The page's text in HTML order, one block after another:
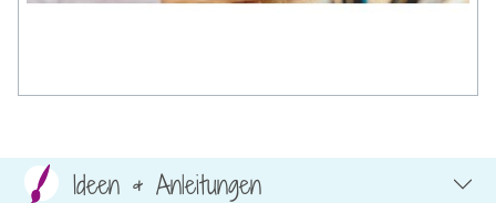
Ideen & Anleitungen